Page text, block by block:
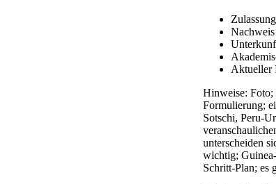
Aktueller
Hinweise: Foto;
Formulierung;
Sotschi, Peru-
unterscheiden
wichtig;
Schritt-Plan; es